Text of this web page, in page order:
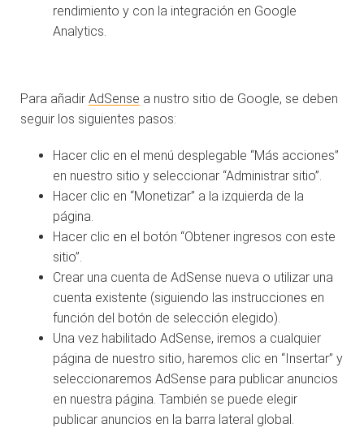
rendimiento y con la integración en Google
Analytics.
Para añadir AdSense a nustro sitio de Google, se deben
seguir los siguientes pasos:
Hacer clic en el menú desplegable “Más acciones”
en nuestro sitio y seleccionar “Administrar sitio”.
Hacer clic en “Monetizar” a la izquierda de la
página.
Hacer clic en el botón “Obtener ingresos con este
sitio”.
Crear una cuenta de AdSense nueva o utilizar una
cuenta existente (siguiendo las instrucciones en
función del botón de selección elegido).
Una vez habilitado AdSense, iremos a cualquier
página de nuestro sitio, haremos clic en “Insertar” y
seleccionaremos AdSense para publicar anuncios
en nuestra página. También se puede elegir
publicar anuncios en la barra lateral global.